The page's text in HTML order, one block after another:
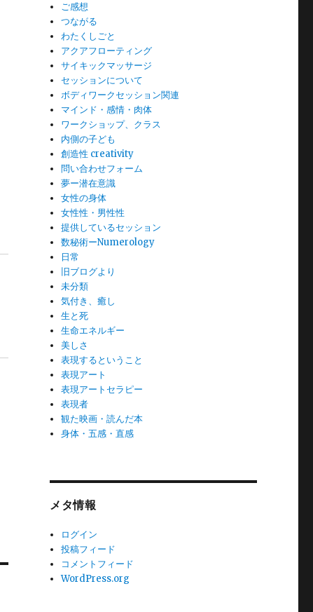
ご感想
つながる
わたくしごと
アクアフローティング
サイキックマッサージ
セッションについて
ボディワークセッション関連
マインド・感情・肉体
ワークショップ、クラス
内側の子ども
創造性 creativity
問い合わせフォーム
夢ー潜在意識
女性の身体
女性性・男性性
提供しているセッション
数秘術ーNumerology
日常
旧ブログより
未分類
気付き、癒し
生と死
生命エネルギー
美しさ
表現するということ
表現アート
表現アートセラピー
表現者
観た映画・読んだ本
身体・五感・直感
メタ情報
ログイン
投稿フィード
コメントフィード
WordPress.org